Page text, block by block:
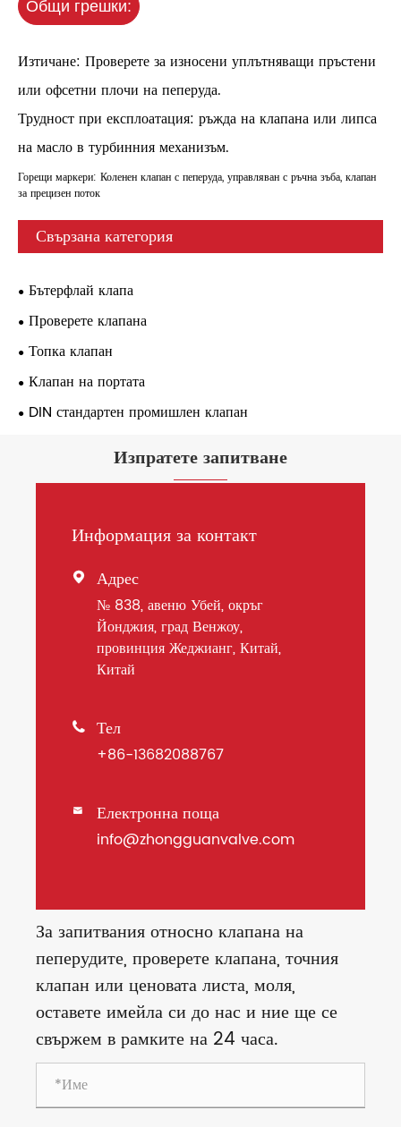
Общи грешки:
Изтичане: Проверете за износени уплътняващи пръстени
или офсетни плочи на пеперуда.
Трудност при експлоатация: ръжда на клапана или липса
на масло в турбинния механизъм.
Горещи маркери: Коленен клапан с пеперуда, управляван с ръчна зъба, клапан
за прецизен поток
Свързана категория
Бътерфлай клапа
Проверете клапана
Топка клапан
Клапан на портата
DIN стандартен промишлен клапан
Изпратете запитване
Информация за контакт
 Адрес
№ 838, авеню Убей, окръг
Йонджия, град Венжоу,
провинция Жеджианг, Китай,
Китай
 Тел
+86-13682088767
 Електронна поща
info@zhongguanvalve.com
За запитвания относно клапана на
пеперудите, проверете клапана, точния
клапан или ценовата листа, моля,
оставете имейла си до нас и ние ще се
свържем в рамките на 24 часа.